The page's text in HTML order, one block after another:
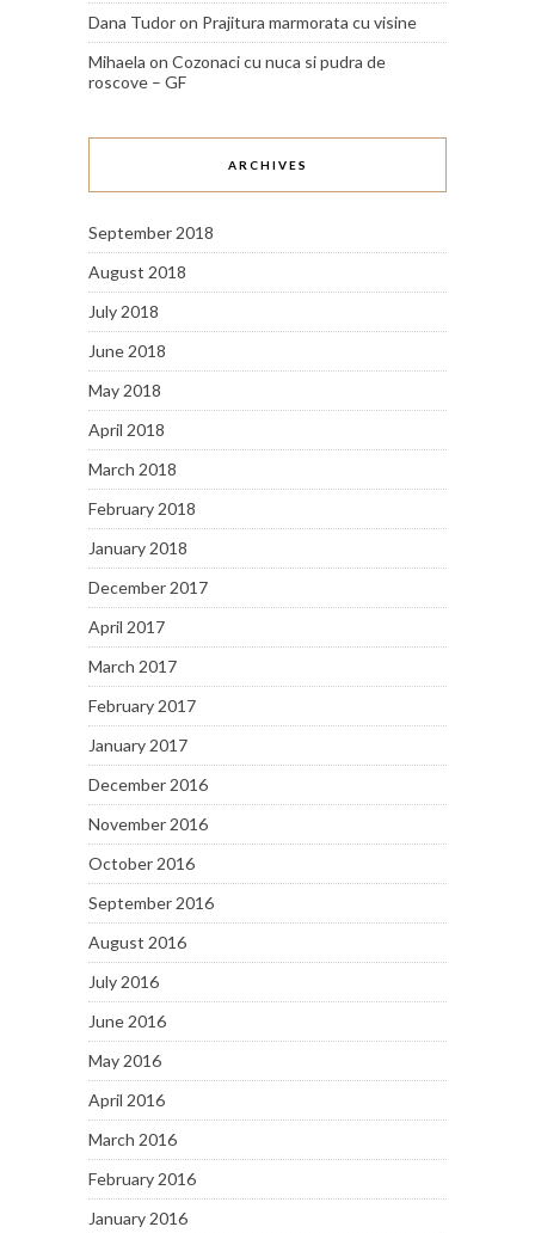
Dana Tudoron Prajitura marmorata cu visine
Mihaela on Cozonaci cu nuca si pudra de
roscove – GF
ARCHIVES
September 2018
August 2018
July 2018
June 2018
May 2018
April 2018
March 2018
February 2018
January 2018
December 2017
April 2017
March 2017
February 2017
January 2017
December 2016
November 2016
October 2016
September 2016
August 2016
July 2016
June 2016
May 2016
April 2016
March 2016
February 2016
January 2016